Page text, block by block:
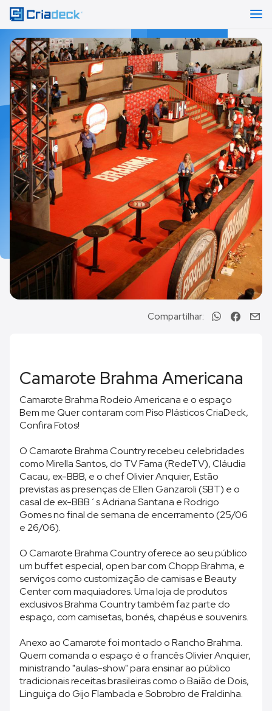
Compartilhar:
Camarote Brahma Americana
Camarote Brahma Rodeio Americana e o espaço
Bem me Quer contaram com Piso Plásticos CriaDeck,
Confira Fotos!
O Camarote Brahma Country recebeu celebridades
como Mirella Santos, do TV Fama (RedeTV), Cláudia
Cacau, ex-BBB, e o chef Olivier Anquier, Estão
previstas as presenças de Ellen Ganzaroli (SBT) e o
casal de ex-BBB´s Adriana Santana e Rodrigo
Gomes no final de semana de encerramento (25/06
e 26/06).
O Camarote Brahma Country oferece ao seu público
um buffet especial, open bar com Chopp Brahma, e
serviços como customização de camisas e Beauty
Center com maquiadores. Uma loja de produtos
exclusivos Brahma Country também faz parte do
espaço, com camisetas, bonés, chapéus e souvenirs.
Anexo ao Camarote foi montado o Rancho Brahma.
Quem comanda o espaço é o francês Olivier Anquier,
ministrando "aulas-show" para ensinar ao público
tradicionais receitas brasileiras como o Baião de Dois,
Linguiça do Gijo Flambada e Sobrobro de Fraldinha.